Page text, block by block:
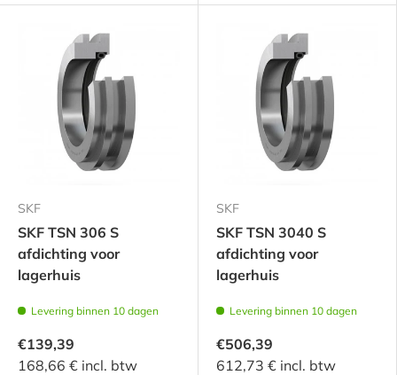
SKF
SKF TSN 306 S
afdichting voor
lagerhuis
Levering binnen 10 dagen
€139,39
168,66 € incl. btw
SKF
SKF TSN 3040 S
afdichting voor
lagerhuis
Levering binnen 10 dagen
€506,39
612,73 € incl. btw